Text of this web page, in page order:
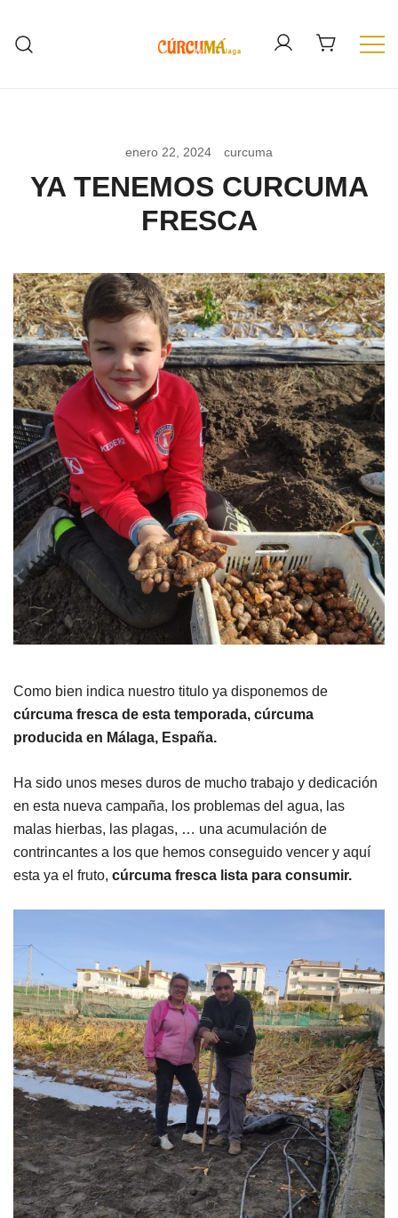
contenido
enero 22, 2024 curcuma
YA TENEMOS CURCUMA
FRESCA
Como bien indica nuestro titulo ya disponemos de
cúrcuma fresca de esta temporada, cúrcuma
producida en Málaga, España.
Ha sido unos meses duros de mucho trabajo y dedicación
en esta nueva campaña, los problemas del agua, las
malas hierbas, las plagas, … una acumulación de
contrincantes a los que hemos conseguido vencer y aquí
esta ya el fruto, cúrcuma fresca lista para consumir.